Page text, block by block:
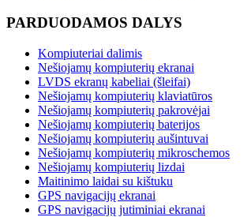
PARDUODAMOS DALYS
Kompiuteriai dalimis
Nešiojamų kompiuterių ekranai
LVDS ekranų kabeliai (šleifai)
Nešiojamų kompiuterių klaviatūros
Nešiojamų kompiuterių pakrovėjai
Nešiojamų kompiuterių baterijos
Nešiojamų kompiuterių aušintuvai
Nešiojamų kompiuterių mikroschemos
Nešiojamų kompiuterių lizdai
Maitinimo laidai su kištuku
GPS navigacijų ekranai
GPS navigacijų jutiminiai ekranai